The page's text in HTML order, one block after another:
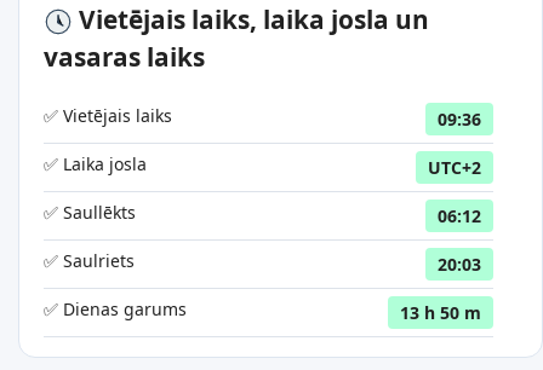
Vietējais laiks, laika josla un
vasaras laiks
✅ Vietējais laiks
09:36
✅ Laika josla
UTC+2
✅ Saullēkts
06:12
✅ Saulriets
20:03
✅ Dienas garums
13 h 50 m